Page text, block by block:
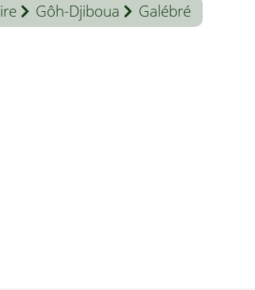
Gôh-Djiboua Galébré